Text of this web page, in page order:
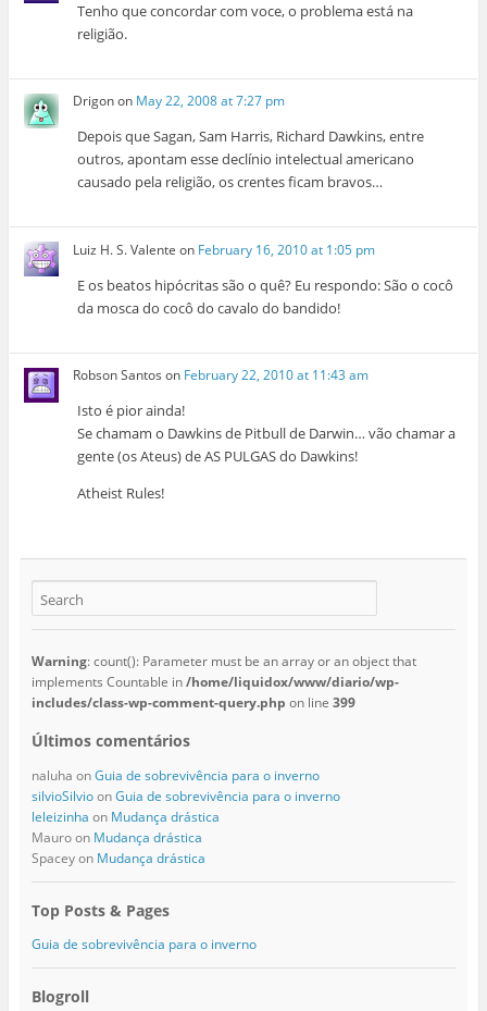
Tenho que concordar com voce, o problema está na
religião.
Drigonon May 22, 2008 at 7:27 pm
Depois que Sagan, Sam Harris, Richard Dawkins, entre
outros, apontam esse declínio intelectual americano
causado pela religião, os crentes ficam bravos…
Luiz H. S. Valente on February 16, 2010 at 1:05 pm
E os beatos hipócritas são o quê? Eu respondo: São o cocô
da mosca do cocô do cavalo do bandido!
Robson Santos on February 22, 2010 at 11:43 am
Isto é pior ainda!
Se chamam o Dawkins de Pitbull de Darwin… vão chamar a
gente (os Ateus) de AS PULGAS do Dawkins!
Atheist Rules!
Warning: count(): Parameter must be an array or an object that
implements Countable in/home/liquidox/www/diario/wp-
includes/class-wp-comment-query.php on line 399
Últimos comentários
naluha onGuia de sobrevivência para o inverno
silvioSilvioonGuia de sobrevivência para o inverno
leleizinha on Mudança drástica
Mauroon Mudança drástica
Spaceyon Mudança drástica
Top Posts & Pages
Guia de sobrevivência para o inverno
Blogroll